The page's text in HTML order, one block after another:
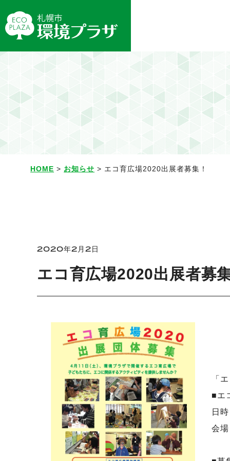
HOME > お知らせ > エコ育広場2020出展者募集！
エコ育広場2020出展者募
2020年2月2日
「
■エ
日
会